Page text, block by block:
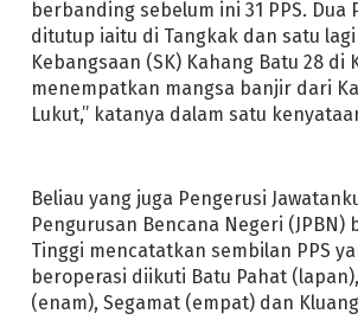
berbanding sebelum ini 31 PPS. Dua
ditutup iaitu di Tangkak dan satu
Kebangsaan (SK) Kahang Batu 28 di
menempatkan mangsa banjir dari
Lukut,” katanya dalam satu
Beliau yang juga Pengerusi
Pengurusan Bencana Negeri (JPBN)
Tinggi mencatatkan sembilan PPS
beroperasi diikuti Batu Pahat
(enam), Segamat (empat) dan